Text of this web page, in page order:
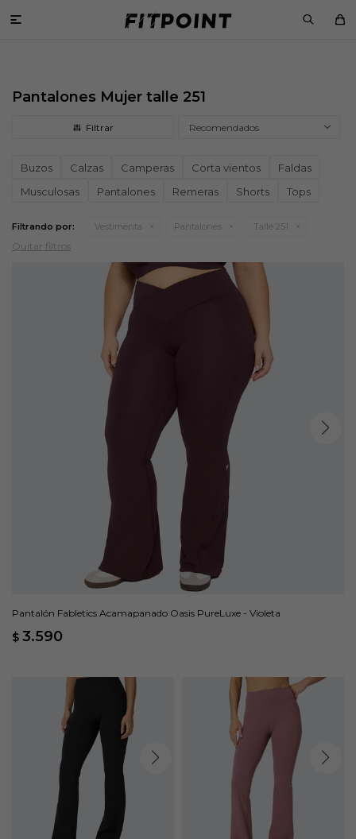

Pantalones Mujer talle 251
Recomendados
Buzos Calzas Camperas Corta vientos
Faldas
Musculosas
Pantalones Remeras Shorts Tops
Filtrando por: Vestimenta Pantalones Talle 251
Quitar filtros
Pantalón Fabletics Acamapanado Oasis PureLuxe - Violeta
$ 3.590